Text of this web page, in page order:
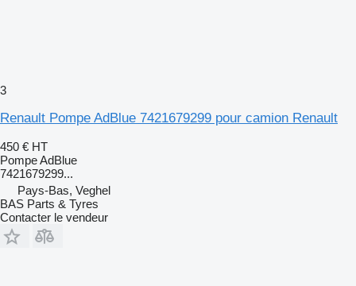
3
Renault Pompe AdBlue 7421679299 pour camion Renault
450 € HT
Pompe AdBlue
7421679299...
Pays-Bas, Veghel
BAS Parts & Tyres
Contacter le vendeur